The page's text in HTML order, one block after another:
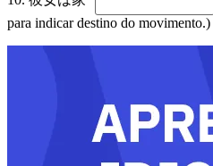
para indicar destino do movimento.)